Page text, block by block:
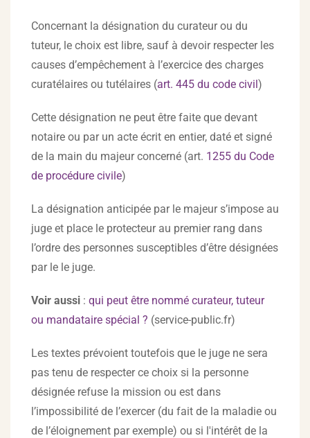
Concernant la désignation du curateur ou du
tuteur, le choix est libre, sauf à devoir respecter les
causes d’empêchement à l’exercice des charges
curatélaires ou tutélaires (art. 445 du code civil)
Cette désignation ne peut être faite que devant
notaire ou par un acte écrit en entier, daté et signé
de la main du majeur concerné (art. 1255 du Code
de procédure civile)
La désignation anticipée par le majeur s’impose au
juge et place le protecteur au premier rang dans
l’ordre des personnes susceptibles d’être désignées
par le le juge.
Voir aussi : qui peut être nommé curateur, tuteur
ou mandataire spécial ? (service-public.fr)
Les textes prévoient toutefois que le juge ne sera
pas tenu de respecter ce choix si la personne
désignée refuse la mission ou est dans
l’impossibilité de l’exercer (du fait de la maladie ou
de l’éloignement par exemple) ou si l'intérêt de la